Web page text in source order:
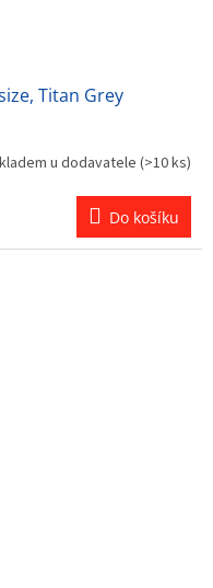
Titan Grey
u dodavatele(>10 ks)
Do košíku